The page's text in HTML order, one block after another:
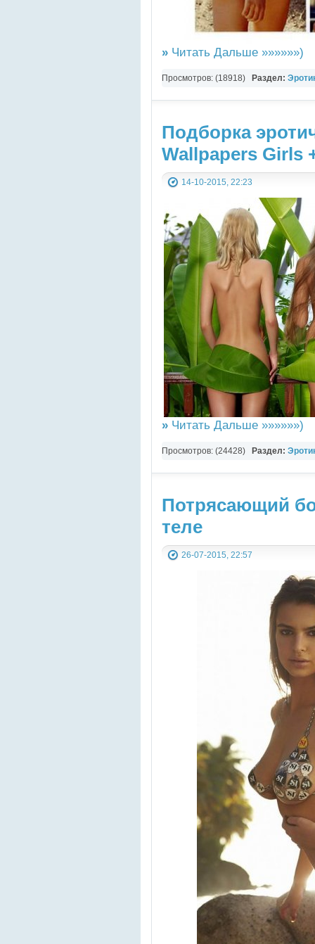
» Читать Дальше »»»»»»)
Просмотров: (18918) Раздел:
Подборка
Wallpapers Girls
14-10-2015, 22:23
» Читать Дальше »»»»»»)
Просмотров: (24428) Раздел:
Потрясающий
теле
26-07-2015, 22:57